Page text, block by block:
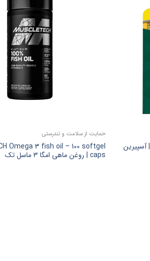
KIRKLAND Aspirin – 81 mg – 365 tabs | آسپیرین
حمایت از سلامت و تندرستی
Omega 3 fish oil – 100 softgel
caps | روغن ماهی امگا 3 ماسل تک